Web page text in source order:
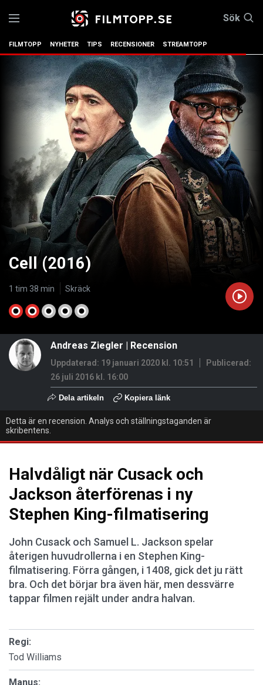
Sök
FILMTOPP NYHETER TIPS RECENSIONER STREAMTOPP
Cell (2016)
1 tim 38 min Skräck
Andreas Ziegler | Recension
Uppdaterad: 19 januari 2020 kl. 10:51
Publicerad:
26 juli 2016 kl. 16:00
Dela artikeln Kopiera länk
Detta är en recension. Analys och ställningstaganden är
skribentens.
Halvdåligt när Cusack och
Jackson återförenas i ny
Stephen King-filmatisering
John Cusack och Samuel L. Jackson spelar
återigen huvudrollerna i en Stephen King-
filmatisering. Förra gången, i 1408, gick det ju rätt
bra. Och det börjar bra även här, men dessvärre
tappar filmen rejält under andra halvan.
Regi:
Tod Williams
Manus: